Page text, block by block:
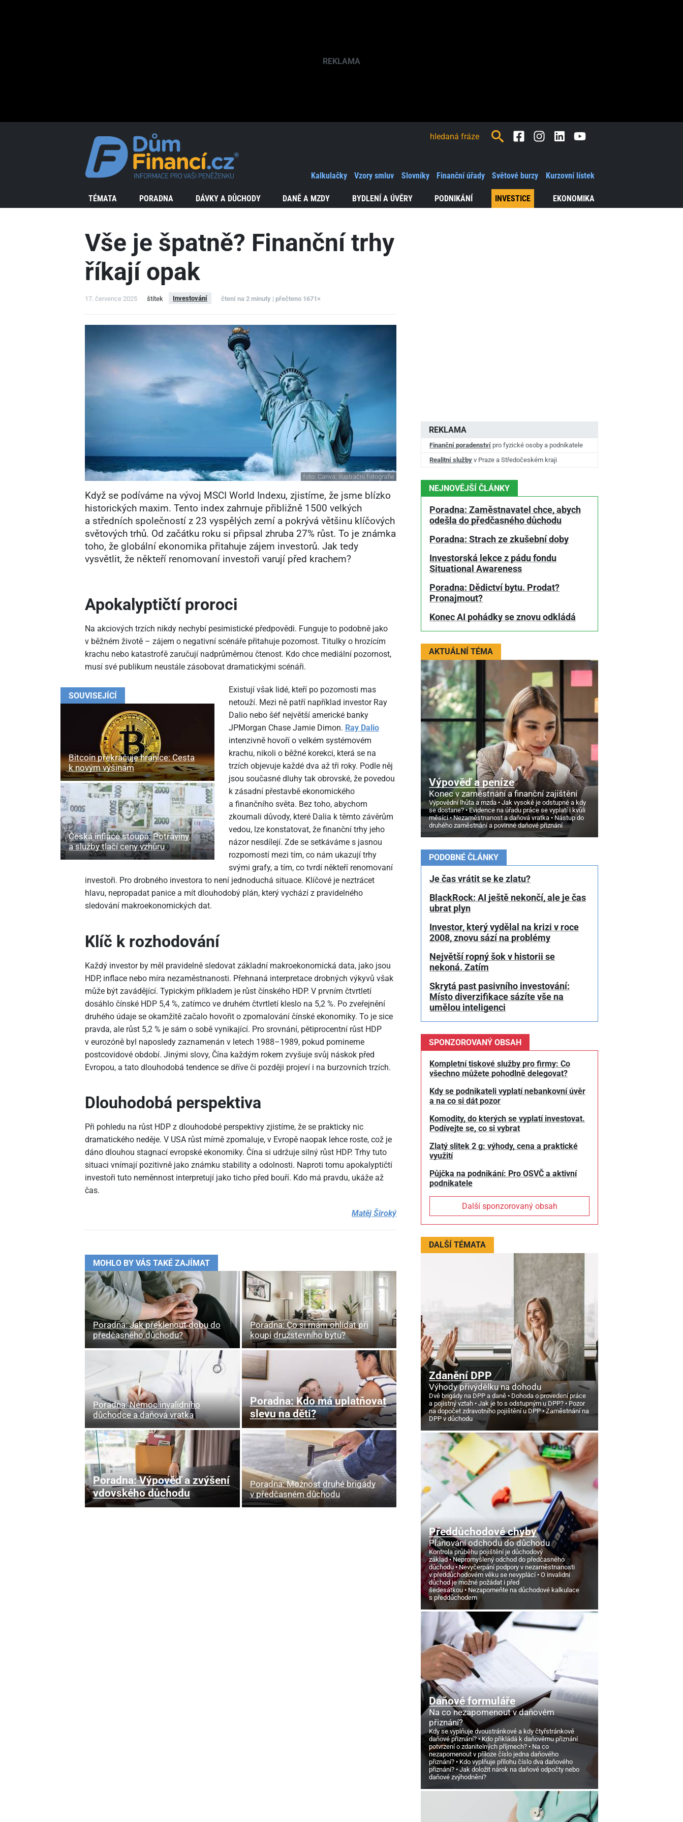
TÉMATA PORADNA DÁVKY A DŮCHODY DANĚ A MZDY BYDLENÍ A ÚVĚRY PODNIKÁNÍ INVESTICE EKONOMIKA
Kalkulačky Vzory smluv Slovníky Finanční úřady Světové burzy Kurzovní lístek
FacebookInstagramLinkedInYoutube
Vše je špatně? Finanční trhy
říkají opak
17. července 2025 štítek Investování čtení na 2 minuty | přečteno 1671×
foto: Canva, ilustrační fotografie
Když se podíváme na vývoj MSCI World Indexu, zjistíme, že jsme blízko
historických maxim. Tento index zahrnuje přibližně 1500 velkých
a středních společností z 23 vyspělých zemí a pokrývá většinu klíčových
světových trhů. Od začátku roku si připsal zhruba 27% růst. To je známka
toho, že globální ekonomika přitahuje zájem investorů. Jak tedy
vysvětlit, že někteří renomovaní investoři varují před krachem?
Apokalyptičtí proroci
Na akciových trzích nikdy nechybí pesimistické předpovědi. Funguje to podobně jako
v běžném životě – zájem o negativní scénáře přitahuje pozornost. Titulky o hrozícím
krachu nebo katastrofě zaručují nadprůměrnou čtenost. Kdo chce mediální pozornost,
musí své publikum neustále zásobovat dramatickými scénáři.
SOUVISEJÍCÍ
Bitcoin překračuje hranice: Cesta
k novým výšinám
Česká inflace stoupá: Potraviny
a služby tlačí ceny vzhůru
Existují však lidé, kteří po pozornosti mas
netouží. Mezi ně patří například investor Ray
Dalio nebo šéf největší americké banky
JPMorgan Chase Jamie Dimon. Ray Dalio
intenzivně hovoří o velkém systémovém
krachu, nikoli o běžné korekci, která se na
trzích objevuje každé dva až tři roky. Podle něj
jsou současné dluhy tak obrovské, že povedou
k zásadní přestavbě ekonomického
a finančního světa. Bez toho, abychom
zkoumali důvody, které Dalia k těmto závěrům
vedou, lze konstatovat, že finanční trhy jeho
názor nesdílejí. Zde se setkáváme s jasnou
rozporností mezi tím, co nám ukazují trhy
svými grafy, a tím, co tvrdí někteří renomovaní
investoři. Pro drobného investora to není jednoduchá situace. Klíčové je neztrácet
hlavu, nepropadat panice a mít dlouhodobý plán, který vychází z pravidelného
sledování makroekonomických dat.
Klíč k rozhodování
Každý investor by měl pravidelně sledovat základní makroekonomická data, jako jsou
HDP, inflace nebo míra nezaměstnanosti. Přehnaná interpretace drobných výkyvů však
může být zavádějící. Typickým příkladem je růst čínského HDP. V prvním čtvrtletí
dosáhlo čínské HDP 5,4 %, zatímco ve druhém čtvrtletí kleslo na 5,2 %. Po zveřejnění
druhého údaje se okamžitě začalo hovořit o zpomalování čínské ekonomiky. To je sice
pravda, ale růst 5,2 % je sám o sobě vynikající. Pro srovnání, pětiprocentní růst HDP
v eurozóně byl naposledy zaznamenán v letech 1988–1989, pokud pomineme
postcovidové období. Jinými slovy, Čína každým rokem zvyšuje svůj náskok před
Evropou, a tato dlouhodobá tendence se dříve či později projeví i na burzovních trzích.
Dlouhodobá perspektiva
Při pohledu na růst HDP z dlouhodobé perspektivy zjistíme, že se prakticky nic
dramatického neděje. V USA růst mírně zpomaluje, v Evropě naopak lehce roste, což je
dáno dlouhou stagnací evropské ekonomiky. Čína si udržuje silný růst HDP. Trhy tuto
situaci vnímají pozitivně jako známku stability a odolnosti. Naproti tomu apokalyptičtí
investoři tuto neměnnost interpretují jako ticho před bouří. Kdo má pravdu, ukáže až
čas.
Matěj Široký
MOHLO BY VÁS TAKÉ ZAJÍMAT
Poradna: Jak překlenout dobu do
předčasného důchodu?
Poradna: Co si mám ohlídat při
koupi družstevního bytu?
Poradna: Nemoc invalidního
důchodce a daňová vratka
Poradna: Kdo má uplatňovat
slevu na děti?
Poradna: Výpověď a zvýšení
vdovského důchodu
Poradna: Možnost druhé brigády
v předčasném důchodu
REKLAMA
Finanční poradenství pro fyzické osoby a podnikatele
Realitní služby v Praze a Středočeském kraji
NEJNOVĚJŠÍ ČLÁNKY
Poradna: Zaměstnavatel chce, abych
odešla do předčasného důchodu
Poradna: Strach ze zkušební doby
Investorská lekce z pádu fondu
Situational Awareness
Poradna: Dědictví bytu. Prodat?
Pronajmout?
Konec AI pohádky se znovu odkládá
AKTUÁLNÍ TÉMA
Výpověď a peníze
Konec v zaměstnání a finanční zajištění
Výpovědní lhůta a mzda
Jak vysoké je odstupné a kdy
se dostane?
Evidence na úřadu práce se vyplatí i kvůli
měsíci
Nezaměstnanost a daňová vratka
Nástup do
druhého zaměstnání a povinné daňové přiznání
PODOBNÉ ČLÁNKY
Je čas vrátit se ke zlatu?
BlackRock: AI ještě nekončí, ale je čas
ubrat plyn
Investor, který vydělal na krizi v roce
2008, znovu sází na problémy
Největší ropný šok v historii se
nekoná. Zatím
Skrytá past pasivního investování:
Místo diverzifikace sázíte vše na
umělou inteligenci
SPONZOROVANÝ OBSAH
Kompletní tiskové služby pro firmy: Co
všechno můžete pohodlně delegovat?
Kdy se podnikateli vyplatí nebankovní úvěr
a na co si dát pozor
Komodity, do kterých se vyplatí investovat.
Podívejte se, co si vybrat
Zlatý slitek 2 g: výhody, cena a praktické
využití
Půjčka na podnikání: Pro OSVČ a aktivní
podnikatele
Další sponzorovaný obsah
DALŠÍ TÉMATA
Zdanění DPP
Výhody přivýdělku na dohodu
Dvě brigády na DPP a daně
Dohoda o provedení práce
a pojistný vztah
Jak je to s odstupným u DPP?
Pozor
na dopočet zdravotního pojištění u DPP
Zaměstnání na
DPP v důchodu
Předdůchodové chyby
Plánování odchodu do důchodu
Kontrola průběhu pojištění je důchodový
základ
Nepromyšlený odchod do předčasného
důchodu
Nevyčerpání podpory v nezaměstnanosti
v předdůchodovém věku se nevyplácí
O invalidní
důchod je možné požádat i před
šedesátkou
Nezapomeňte na důchodové kalkulace
s předdůchodem
Daňové formuláře
Na co nezapomenout v daňovém
přiznání?
Kdy se vyplňuje dvoustránkové a kdy čtyřstránkové
daňové přiznání?
Kdo přikládá k daňovému přiznání
potvrzení o zdanitelných příjmech?
Na co
nezapomenout v příloze číslo jedna daňového
přiznání?
Kdo vyplňuje přílohu číslo dva daňového
přiznání?
Jak doložit nárok na daňové odpočty nebo
daňové zvýhodnění?